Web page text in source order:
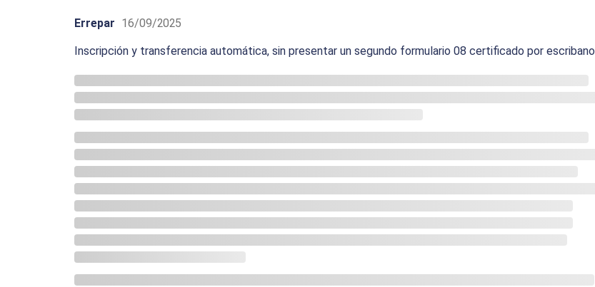
Errepar 16/09/2025
Inscripción y transferencia automática, sin presentar un segundo formulario 08 certificado por escribano